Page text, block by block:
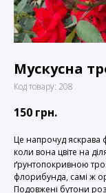
Мускусна
Код товару: 208
150 грн.
Це напрочуд
коли вона цвіте на
ґрунтопокривною
флорибунда, самі ж
Подовжені бутони